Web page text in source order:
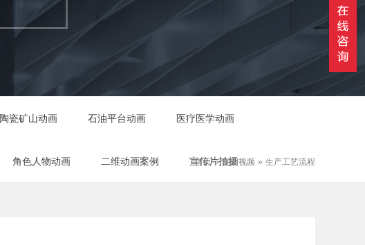
陶瓷矿山动画 石油平台动画 医疗医学动画
角色人物动画 二维动画案例 宣传片拍摄
首页»案例视频 » 生产工艺流程